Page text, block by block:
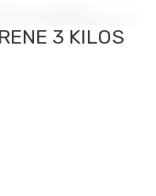
3 KILOS